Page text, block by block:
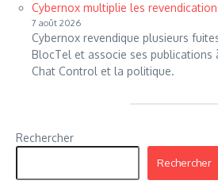
Cybernox multiplie les
7 août 2026
Cybernox revendique plusieurs
BlocTel et associe ses publications
Chat Control et la politique.
Rechercher
Rechercher